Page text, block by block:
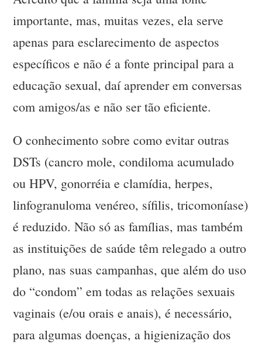
importante, mas, muitas vezes, ela serve
apenas para esclarecimento de aspectos
específicos e não é a fonte principal para a
educação sexual, daí aprender em conversas
com amigos/as e não ser tão eficiente.
O conhecimento sobre como evitar outras
DSTs (cancro mole, condiloma acumulado
ou HPV, gonorréia e clamídia, herpes,
linfogranuloma venéreo, sífilis, tricomoníase)
é reduzido. Não só as famílias, mas também
as instituições de saúde têm relegado a outro
plano, nas suas campanhas, que além do uso
do “condom” em todas as relações sexuais
vaginais (e/ou orais e anais), é necessário,
para algumas doenças, a higienização dos